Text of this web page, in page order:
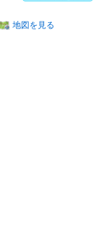
地図を見る